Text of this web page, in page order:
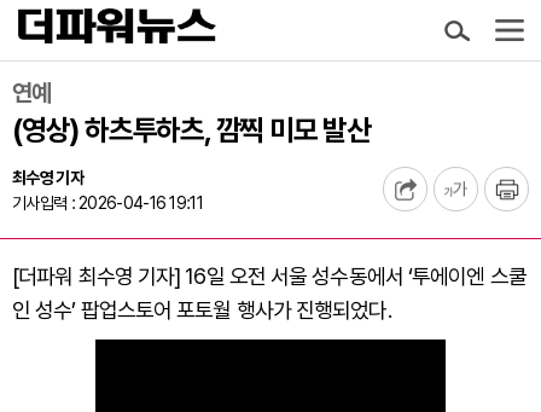
연예
(영상) 하츠투하츠, 깜찍 미모 발산
최수영 기자
기사입력 : 2026-04-16 19:11
[더파워 최수영 기자] 16일 오전 서울 성수동에서 ‘투에이엔 스쿨
인 성수’ 팝업스토어 포토월 행사가 진행되었다.